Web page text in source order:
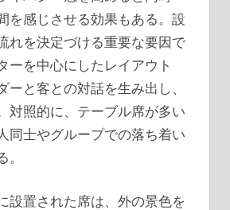
を感じさせる効果もある。設
れを決定づける重要な要因で
ーを中心にしたレイアウト
ーと客との対話を生み出し、
対照的に、テーブル席が多い
同士やグループでの落ち着い
設置された席は、外の景色を